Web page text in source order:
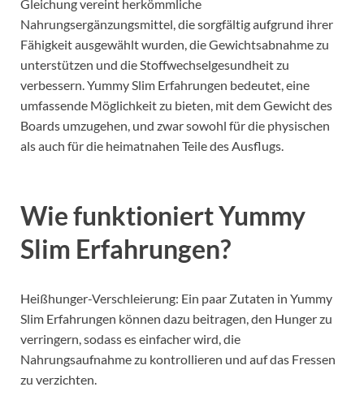
Gleichung vereint herkömmliche
Nahrungsergänzungsmittel, die sorgfältig aufgrund ihrer
Fähigkeit ausgewählt wurden, die Gewichtsabnahme zu
unterstützen und die Stoffwechselgesundheit zu
verbessern. Yummy Slim Erfahrungen bedeutet, eine
umfassende Möglichkeit zu bieten, mit dem Gewicht des
Boards umzugehen, und zwar sowohl für die physischen
als auch für die heimatnahen Teile des Ausflugs.
Wie funktioniert Yummy
Slim Erfahrungen?
Heißhunger-Verschleierung: Ein paar Zutaten in Yummy
Slim Erfahrungen können dazu beitragen, den Hunger zu
verringern, sodass es einfacher wird, die
Nahrungsaufnahme zu kontrollieren und auf das Fressen
zu verzichten.